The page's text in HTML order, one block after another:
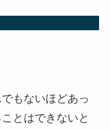
もないほどあっ
とはできないと